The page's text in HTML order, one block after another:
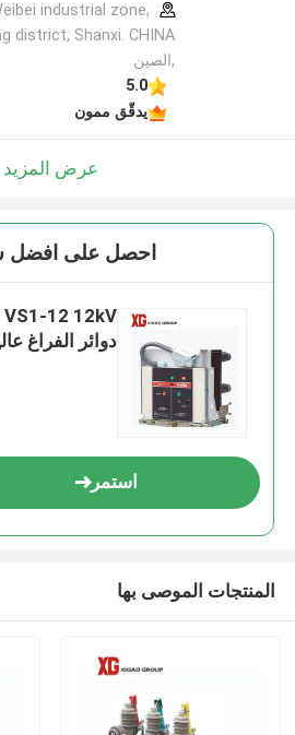
industrial zone,
district, Shanxi. CHINA
,الصين
5.0
يدقّق ممون
عرض المزيد
احصل على افضل
دوائر الفراغ
استمر
المنتجات الموصى بها